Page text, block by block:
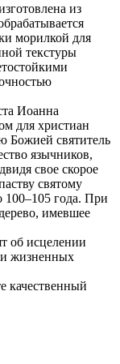
из
морилкой для
текстуры
Иоанна
для христиан
Божией святитель
язычников,
свое скорое
святому
100–105 года. При
имевшее
об исцелении
жизненных
качественный